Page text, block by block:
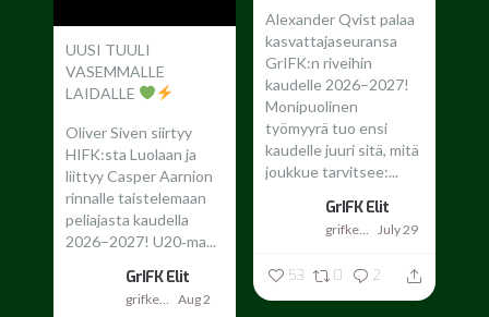
UUSI TUULI
VASEMMALLE
LAIDALLE
Oliver Siven siirtyy
HIFK:sta Luolaan ja
liittyy Casper Aarnion
rinnalle taistelemaan
peliajasta kaudella
2026–2027! U20‑ma...
GrIFK Elit
Aug 2
Alexander Qvist palaa
kasvattajaseuransa
GrIFK:n riveihin
kaudelle 2026–2027!
Monipuolinen
työmyyrä tuo ensi
kaudelle juuri sitä, mitä
joukkue tarvitsee:...
GrIFK Elit
July 29
53 0 2